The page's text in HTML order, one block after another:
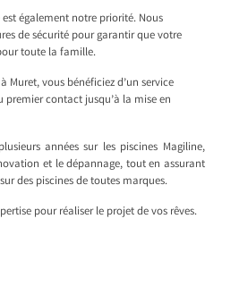
également notre priorité. Nous
de sécurité pour garantir que votre
toute la famille.
Muret, vous bénéficiez d’un service
contact jusqu’à la mise en
années sur les piscines Magiline,
et le dépannage, tout en assurant
des piscines de toutes marques.
pour réaliser le projet de vos rêves.